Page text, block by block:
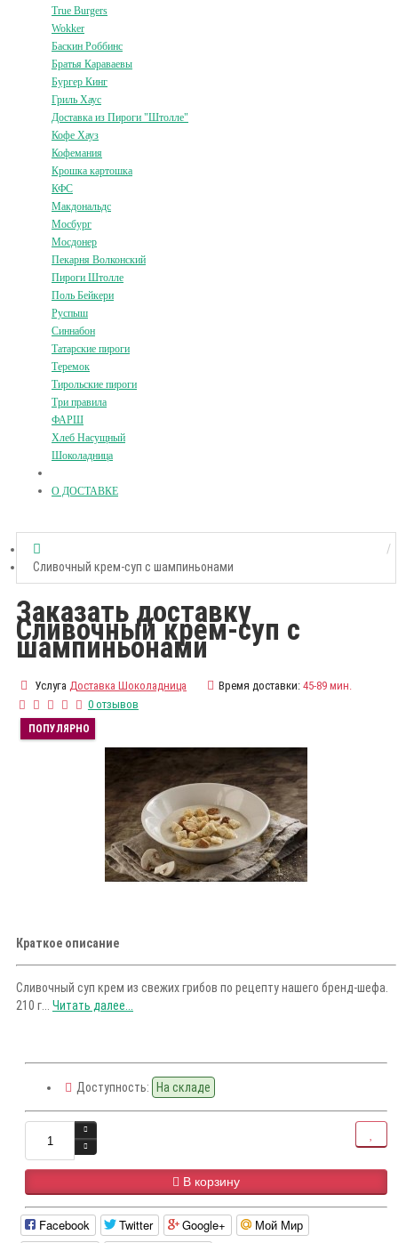
True Burgers
Wokker
Баскин Роббинс
Братья Караваевы
Бургер Кинг
Гриль Хаус
Доставка из Пироги "Штолле"
Кофе Хауз
Кофемания
Крошка картошка
КФС
Макдональдс
Мосбург
Мосдонер
Пекарня Волконский
Пироги Штолле
Поль Бейкери
Руспыш
Синнабон
Татарские пироги
Теремок
Тирольские пироги
Три правила
ФАРШ
Хлеб Насущный
Шоколадница
О ДОСТАВКЕ
Сливочный крем-суп с шампиньонами
Заказать доставку
Сливочный крем-суп с
шампиньонами
Услуга Доставка Шоколадница Время доставки: 45-89 мин.
0 отзывов
ПОПУЛЯРНО
Краткое описание
Сливочный суп крем из свежих грибов по рецепту нашего бренд-шефа.
210 г... Читать далее...
Доступность: На складе
В корзину
Facebook Twitter Google+ Мой Мир